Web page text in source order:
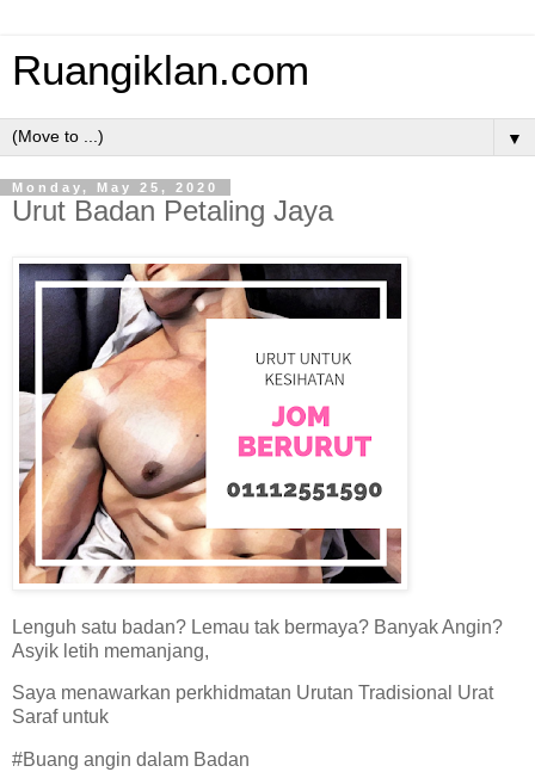
Ruangiklan.com
▼
Monday, May 25, 2020
Urut Badan Petaling Jaya
Lenguh satu badan? Lemau tak bermaya? Banyak Angin?
Asyik letih memanjang,
Saya menawarkan perkhidmatan Urutan Tradisional Urat
Saraf untuk
#Buang angin dalam Badan